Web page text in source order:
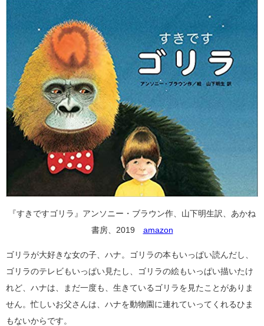
『すきですゴリラ』アンソニー・ブラウン作、山下明生訳、あかね
書房、2019 amazon
ゴリラが大好きな女の子、ハナ。ゴリラの本もいっぱい読んだし、
ゴリラのテレビもいっぱい見たし、ゴリラの絵もいっぱい描いたけ
れど、ハナは、まだ一度も、生きているゴリラを見たことがありま
せん。忙しいお父さんは、ハナを動物園に連れていってくれるひま
もないからです。